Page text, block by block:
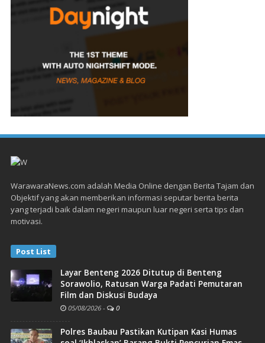
WarawaraNews.com adalah Media Online dengan Berita Tajam dan
Objektif yang akan memberikan informasi seputar berita berita
yang terjadi baik dalam negeri maupun luar negeri serta tips dan
motivasi.
Post List
Layar Benteng 2026 Ditutup di Benteng
Sorawolio, Ratusan Warga Padati Pemutaran
Film dan Diskusi Budaya
05/08/2026 - 0
Polres Baubau Pastikan Kutipan Kasi Humas